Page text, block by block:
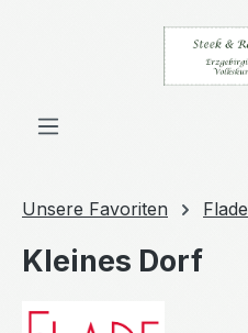
Zum Hauptinhalt springen
Unsere Favoriten Flade
Kleines Dorf